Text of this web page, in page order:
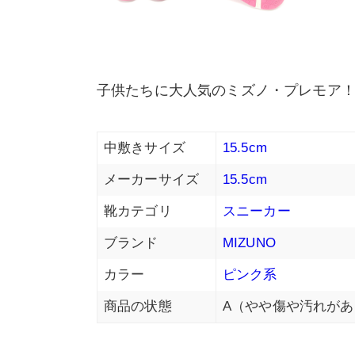
子供たちに大人気のミズノ・プレモア！
中敷きサイズ 15.5cm
メーカーサイズ 15.5cm
靴カテゴリ スニーカー
ブランド MIZUNO
カラー ピンク系
商品の状態 A（やや傷や汚れが